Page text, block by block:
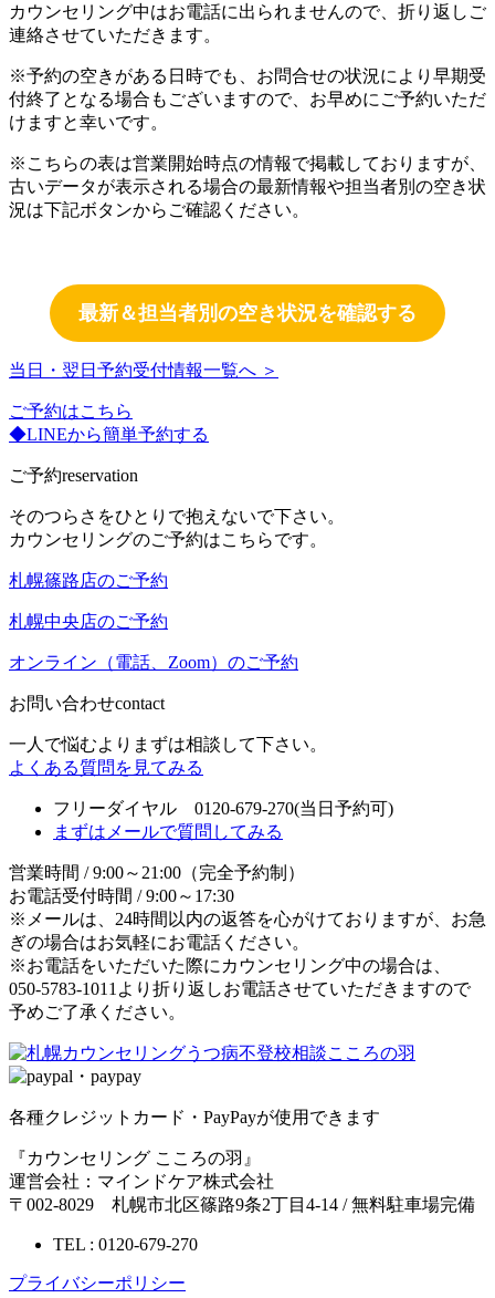
カウンセリング中はお電話に出られませんので、折り返しご
連絡させていただきます。
※予約の空きがある日時でも、お問合せの状況により早期受
付終了となる場合もございますので、お早めにご予約いただ
けますと幸いです。
※こちらの表は営業開始時点の情報で掲載しておりますが、
古いデータが表示される場合の最新情報や担当者別の空き状
況は下記ボタンからご確認ください。
最新＆担当者別の空き状況を確認する
当日・翌日予約受付情報一覧へ ＞
ご予約はこちら
◆LINEから簡単予約する
ご予約reservation
そのつらさをひとりで抱えないで下さい。
カウンセリングのご予約はこちらです。
札幌篠路店のご予約
札幌中央店のご予約
オンライン（電話、Zoom）のご予約
お問い合わせcontact
一人で悩むよりまずは相談して下さい。
よくある質問を見てみる
フリーダイヤル 0120-679-270(当日予約可)
まずはメールで質問してみる
営業時間 / 9:00～21:00（完全予約制）
お電話受付時間 / 9:00～17:30
※メールは、24時間以内の返答を心がけておりますが、お急
ぎの場合はお気軽にお電話ください。
※お電話をいただいた際にカウンセリング中の場合は、
050-5783-1011より折り返しお電話させていただきますので
予めご了承ください。
各種クレジットカード・PayPayが使用できます
『カウンセリング こころの羽』
運営会社：マインドケア株式会社
〒002-8029 札幌市北区篠路9条2丁目4-14 / 無料駐車場完備
TEL : 0120-679-270
プライバシーポリシー